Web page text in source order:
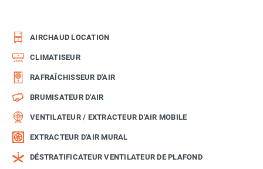
AIRCHAUD LOCATION
CLIMATISEUR
RAFRAÎCHISSEUR D'AIR
BRUMISATEUR D'AIR
VENTILATEUR / EXTRACTEUR D'AIR MOBILE
EXTRACTEUR D'AIR MURAL
DÉSTRATIFICATEUR VENTILATEUR DE PLAFOND